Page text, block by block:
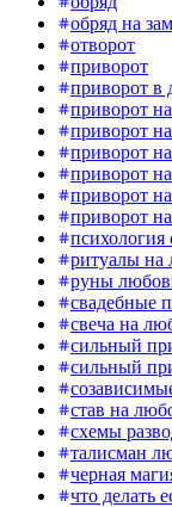
обряд на
отворот
приворот
приворот в
приворот
приворот
приворот
приворот
приворот
приворот
ритуалы на
руны
свадебные
свеча на
сильный
сильный
став на
схемы
талисман
черная
что делать